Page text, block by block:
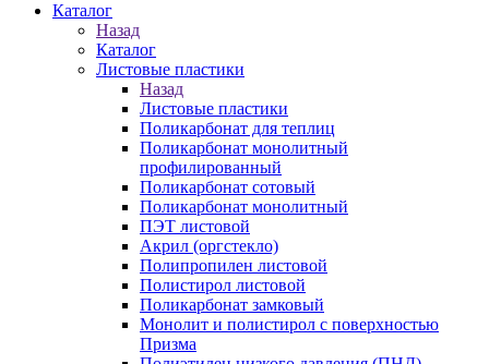
Каталог
Назад
Каталог
Листовые пластики
Назад
Листовые пластики
Поликарбонат для теплиц
Поликарбонат монолитный
профилированный
Поликарбонат сотовый
Поликарбонат монолитный
ПЭТ листовой
Акрил (оргстекло)
Полипропилен листовой
Полистирол листовой
Поликарбонат замковый
Монолит и полистирол с поверхностью
Призма